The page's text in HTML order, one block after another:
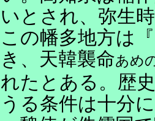
いとされ、弥生
この幡多地方は
き、天韓襲命あめ
れたとある。歴
うる条件は十分